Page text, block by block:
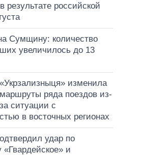
результате российской
Сумщину: количество
увеличилось до 13
«Укрзализныця» изменила
маршруты ряда поездов из-
за ситуации с
в восточных регионах
удар по
«Гвардейское» и